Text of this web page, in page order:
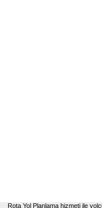
Rota Yol Planlama hizmeti ile